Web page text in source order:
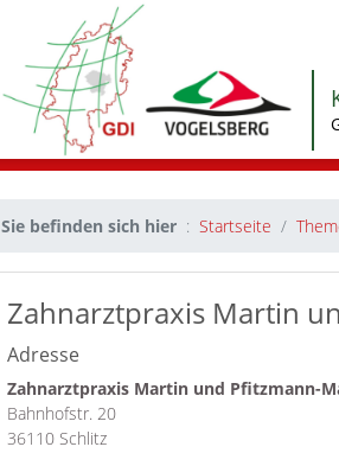
Sie befinden sich hier Startseite
Zahnarztpraxis Martin
Adresse
Zahnarztpraxis Martin und Pfitzmann-
Bahnhofstr. 20
36110 Schlitz